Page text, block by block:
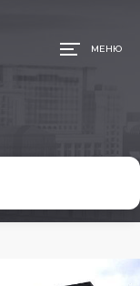
МЕНЮ